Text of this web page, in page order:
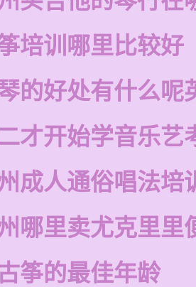
培训哪里比较好
的好处有什么呢
才开始学音乐艺
成人通俗唱法培
哪里卖尤克里里
筝的最佳年龄